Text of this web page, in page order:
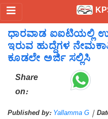
ಧಾರವಾಡ ಐಐಟಿಯಲ್ಲಿ
ಇರುವ ಹುದ್ದೆಗಳ
ಕೂಡಲೇ ಅರ್ಜಿ ಸಲ್ಲಿಸಿ
Share
on:
Published by: Yallamma G |